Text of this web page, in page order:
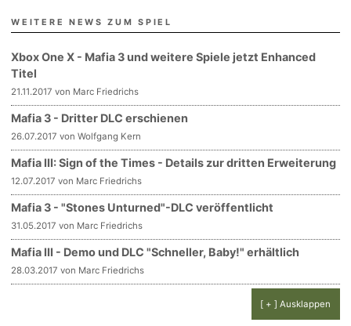
WEITERE NEWS ZUM SPIEL
Xbox One X - Mafia 3 und weitere Spiele jetzt Enhanced
Titel
21.11.2017 von Marc Friedrichs
Mafia 3 - Dritter DLC erschienen
26.07.2017 von Wolfgang Kern
Mafia III: Sign of the Times - Details zur dritten Erweiterung
12.07.2017 von Marc Friedrichs
Mafia 3 - "Stones Unturned"-DLC veröffentlicht
31.05.2017 von Marc Friedrichs
Mafia III - Demo und DLC "Schneller, Baby!" erhältlich
28.03.2017 von Marc Friedrichs
[ + ] Ausklappen